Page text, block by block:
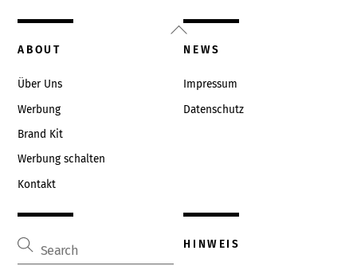
Back
To
ABOUT
Über Uns
Werbung
Brand Kit
Werbung schalten
Kontakt
NEWS
Impressum
Datenschutz
HINWEIS